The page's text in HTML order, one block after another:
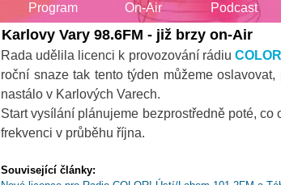
Program On-Air Podcast
Karlovy Vary 98.6FM - již brzy on-Air
Rada udělila licenci k provozování rádiu
roční snaze tak tento týden můžeme
nastálo v Karlových Varech.
Start vysílání plánujeme bezprostředně poté,
frekvenci v průběhu října.
Související články: